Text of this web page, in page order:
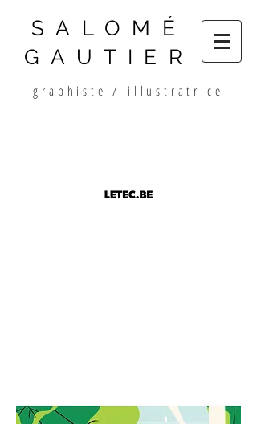
SALOMÉ
GAUTIER
graphiste / illustratrice